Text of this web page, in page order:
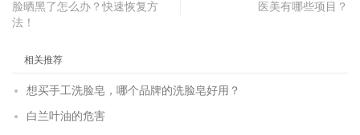
脸晒黑了怎么办？快速恢复方
法！
医美有哪些项目？
相关推荐
想买手工洗脸皂，哪个品牌的洗脸皂好用？
白兰叶油的危害